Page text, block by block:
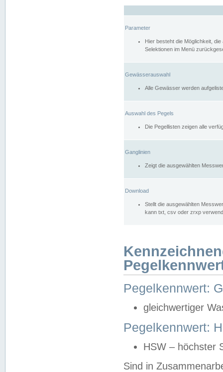
Parameter
Hier besteht die Möglichkeit,
Selektionen im Menü
Gewässerauswahl
Alle Gewässer werden
Auswahl des Pegels
Die Pegellisten zeigen alle
Ganglinien
Zeigt die ausgewählten
Download
Stellt die ausgewählten
kann txt, csv oder zrxp
Pegelkennwert:
gleichwertiger
Pegelkennwert:
HSW – höchster
Sind in